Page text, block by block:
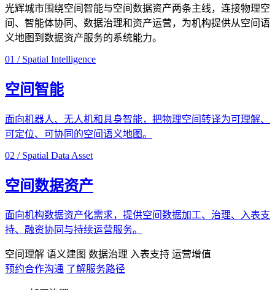
光辉城市围绕空间智能与空间数据资产两条主线，连接物理空
间、智能体协同、数据治理和资产运营，为机构提供从空间语
义地图到数据资产服务的系统能力。
01 / Spatial Intelligence
空间智能
面向机器人、无人机和具身智能，把物理空间转译为可理解、
可定位、可协同的空间语义地图。
02 / Spatial Data Asset
空间数据资产
面向机构数据资产化需求，提供空间数据加工、治理、入表支
持、融资协同与持续运营服务。
空间理解 语义建图 数据治理 入表支持 运营增值
预约合作沟通 了解服务路径